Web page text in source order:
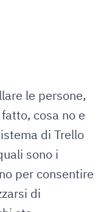
le persone,
cosa no e
di Trello
sono i
per consentire
di